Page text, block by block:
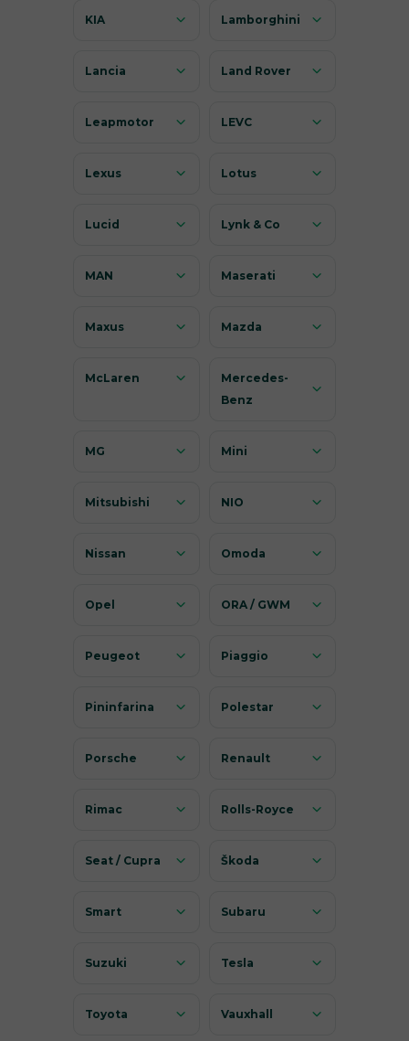
KIA Lamborghini
Lancia Land Rover
Leapmotor LEVC
Lexus Lotus
Lucid Lynk & Co
MAN Maserati
Maxus Mazda
McLaren
Mercedes-
Benz
MG Mini
Mitsubishi NIO
Nissan Omoda
Opel ORA / GWM
Peugeot Piaggio
Pininfarina Polestar
Porsche Renault
Rimac Rolls-Royce
Seat / Cupra Škoda
Smart Subaru
Suzuki Tesla
Toyota Vauxhall